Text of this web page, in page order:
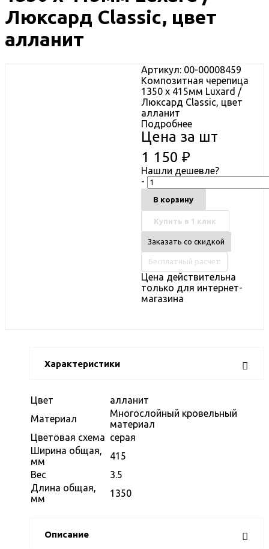
Люксард Classic, цвет
алланит
Артикул: 00-00008459
Композитная черепица
1350 x 415мм Luxard /
Люксард Classic, цвет
алланит
Подробнее
Цена за шт
1 150 ₽
Нашли дешевле?
-
В корзину
Купить в 1 клик
Заказать со скидкой
Бесплатный расчет
Цена действительна
только для интернет-
магазина
Характеристики
Цвет
алланит
Материал
Многослойный кровельный
материал
Цветовая схема серая
Ширина общая,
мм
415
Вес
3.5
Длина общая,
мм
1350
Описание